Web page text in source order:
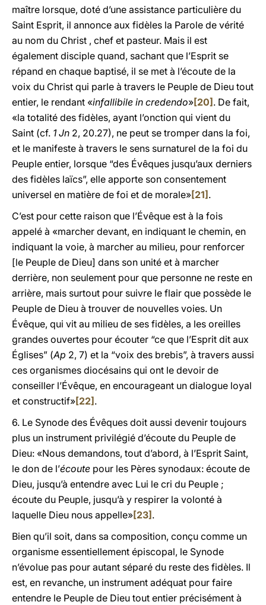
maître lorsque, doté d’une assistance particulière du
Saint Esprit, il annonce aux fidèles la Parole de vérité
au nom du Christ , chef et pasteur. Mais il est
également disciple quand, sachant que l’Esprit se
répand en chaque baptisé, il se met à l’écoute de la
voix du Christ qui parle à travers le Peuple de Dieu tout
entier, le rendant «infallibile in credendo»[20] . De fait,
«la totalité des fidèles, ayant l’onction qui vient du
Saint (cf. 1 Jn 2, 20.27), ne peut se tromper dans la foi,
et le manifeste à travers le sens surnaturel de la foi du
Peuple entier, lorsque “des Évêques jusqu’aux derniers
des fidèles laïcs”, elle apporte son consentement
universel en matière de foi et de morale»[21] .
C’est pour cette raison que l’Évêque est à la fois
appelé à «marcher devant, en indiquant le chemin, en
indiquant la voie, à marcher au milieu, pour renforcer
[le Peuple de Dieu] dans son unité et à marcher
derrière, non seulement pour que personne ne reste en
arrière, mais surtout pour suivre le flair que possède le
Peuple de Dieu à trouver de nouvelles voies. Un
Évêque, qui vit au milieu de ses fidèles, a les oreilles
grandes ouvertes pour écouter “ce que l’Esprit dit aux
Églises” (Ap 2, 7) et la “voix des brebis”, à travers aussi
ces organismes diocésains qui ont le devoir de
conseiller l’Évêque, en encourageant un dialogue loyal
et constructif»[22] .
6. Le Synode des Évêques doit aussi devenir toujours
plus un instrument privilégié d’écoute du Peuple de
Dieu: «Nous demandons, tout d’abord, à l’Esprit Saint,
le don de l’écoute pour les Pères synodaux: écoute de
Dieu, jusqu’à entendre avec Lui le cri du Peuple ;
écoute du Peuple, jusqu’à y respirer la volonté à
laquelle Dieu nous appelle»[23] .
Bien qu’il soit, dans sa composition, conçu comme un
organisme essentiellement épiscopal, le Synode
n’évolue pas pour autant séparé du reste des fidèles. Il
est, en revanche, un instrument adéquat pour faire
entendre le Peuple de Dieu tout entier précisément à